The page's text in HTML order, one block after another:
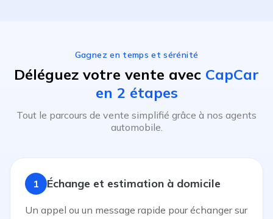
Gagnez en temps et sérénité
Déléguez votre vente avec CapCar
en 2 étapes
Tout le parcours de vente simplifié grâce à nos agents
automobile.
1 Échange et estimation à domicile
Un appel ou un message rapide pour échanger sur